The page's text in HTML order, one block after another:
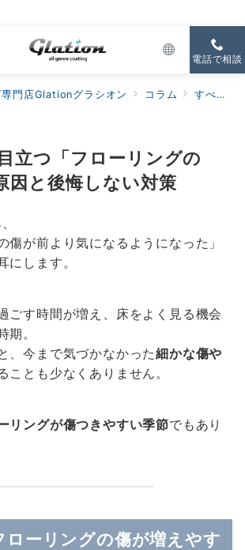
電話で相談
門店Glationグラシオン コラム すべての新着
立つ「フローリングの
因と後悔しない対策
傷が前より気になるようになった」
にします。
ごす時間が増え、床をよく見る機会
期。
、今まで気づかなかった細かな傷や
ことも少なくありません。
リングが傷つきやすい季節でもあり
ローリングの傷が増えやす